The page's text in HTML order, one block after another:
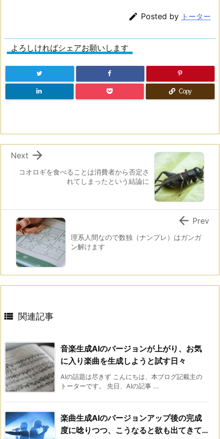
 Posted by トーター
よろしければシェアお願いします
Copy
コオロギを食べることは消費者から否定さ
れてしまったという結論に

Next
理系人間なので数独（ナンプレ）はガンガ
ン解けます
 Prev
 関連記事
音楽生成AIのバージョンが上がり、お気
に入り楽曲を生成しようと試す日々
AIの話題は尽きず こんにちは、本ブログ記載主の
トーターです。 先日、AIの記事 ...
楽曲生成AIのバージョンアップ後の完成
度に唸りつつ、こうなると欲も出てきて…